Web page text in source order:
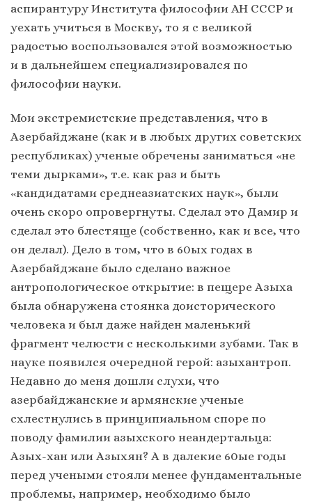
аспирантуру Института философии АН СССР и
уехать учиться в Москву, то я с великой
радостью воспользовался этой возможностью
и в дальнейшем специализировался по
философии науки.
Мои экстремистские представления, что в
Азербайджане (как и в любых других советских
республиках) ученые обречены заниматься «не
теми дырками», т.е. как раз и быть
«кандидатами среднеазиатских наук», были
очень скоро опровергнуты. Сделал это Дамир и
сделал это блестяще (собственно, как и все, что
он делал). Дело в том, что в 60ых годах в
Азербайджане было сделано важное
антропологическое открытие: в пещере Азыха
была обнаружена стоянка доисторического
человека и был даже найден маленький
фрагмент челюсти с несколькими зубами. Так в
науке появился очередной герой: азыхантроп.
Недавно до меня дошли слухи, что
азербайджанские и армянские ученые
схлестнулись в принципиальном споре по
поводу фамилии азыхского неандертальца:
Азых-хан или Азыхян? А в далекие 60ые годы
перед учеными стояли менее фундаментальные
проблемы, например, необходимо было